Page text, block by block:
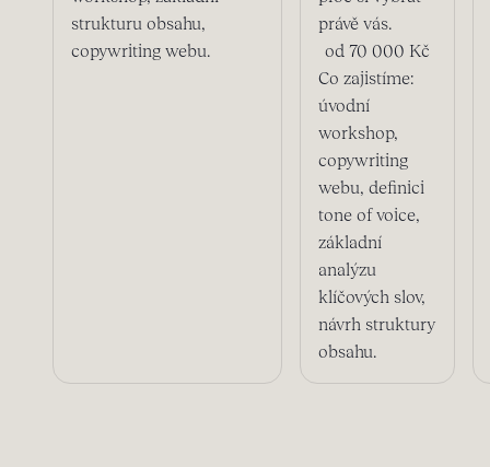
strukturu obsahu,
copywriting webu.
právě vás.
od 70 000 Kč
Co zajistíme:
úvodní
workshop,
copywriting
webu, definici
tone of voice,
základní
analýzu
klíčových slov,
návrh struktury
obsahu.